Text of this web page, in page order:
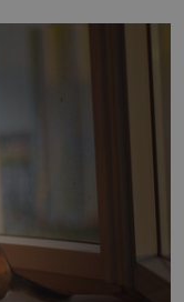
Ohnivá znamení
a Střelce v sobě
Vaše